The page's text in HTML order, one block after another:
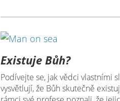
Existuje Bůh?
Podívejte se, jak vědci vlastními
vysvětlují, že Bůh skutečně